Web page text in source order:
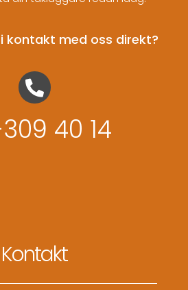
kontakt med oss direkt?

40 14
Kontakt